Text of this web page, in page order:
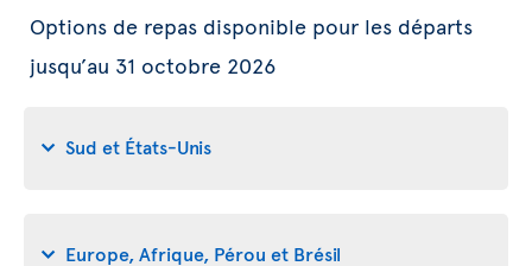
Options de repas disponible pour les départs
jusqu’au 31 octobre 2026
Sud et États-Unis
Europe, Afrique, Pérou et Brésil